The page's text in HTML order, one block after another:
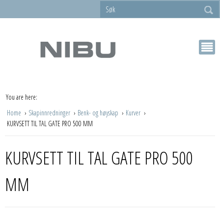
You are here:
Home
Skapinnredninger Benk- og høyskap
Kurver
KURVSETT TIL TAL GATE PRO 500 MM
KURVSETT TIL TAL GATE PRO 500
MM